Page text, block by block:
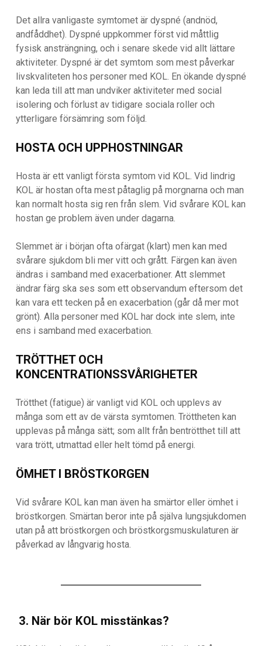
Det allra vanligaste symtomet är dyspné (andnöd,
andfåddhet). Dyspné uppkommer först vid måttlig
fysisk ansträngning, och i senare skede vid allt lättare
aktiviteter. Dyspné är det symtom som mest påverkar
livskvaliteten hos personer med KOL. En ökande dyspné
kan leda till att man undviker aktiviteter med social
isolering och förlust av tidigare sociala roller och
ytterligare försämring som följd.
HOSTA OCH UPPHOSTNINGAR
Hosta är ett vanligt första symtom vid KOL. Vid lindrig
KOL är hostan ofta mest påtaglig på morgnarna och man
kan normalt hosta sig ren från slem. Vid svårare KOL kan
hostan ge problem även under dagarna.
Slemmet är i början ofta ofärgat (klart) men kan med
svårare sjukdom bli mer vitt och grått. Färgen kan även
ändras i samband med exacerbationer. Att slemmet
ändrar färg ska ses som ett observandum eftersom det
kan vara ett tecken på en exacerbation (går då mer mot
grönt). Alla personer med KOL har dock inte slem, inte
ens i samband med exacerbation.
TRÖTTHET OCH
KONCENTRATIONSSVÅRIGHETER
Trötthet (fatigue) är vanligt vid KOL och upplevs av
många som ett av de värsta symtomen. Tröttheten kan
upplevas på många sätt; som allt från bentrötthet till att
vara trött, utmattad eller helt tömd på energi.
ÖMHET I BRÖSTKORGEN
Vid svårare KOL kan man även ha smärtor eller ömhet i
bröstkorgen. Smärtan beror inte på själva lungsjukdomen
utan på att bröstkorgen och bröstkorgsmuskulaturen är
påverkad av långvarig hosta.
3. När bör KOL misstänkas?